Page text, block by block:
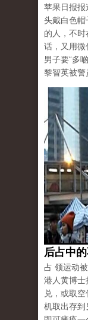
苹果日报报
头戴白色帽
的人，不
话，又用微
男子要“多
黎智英被警
后占中
占 领运动
港人黄博士
兑，或取
机取出存到